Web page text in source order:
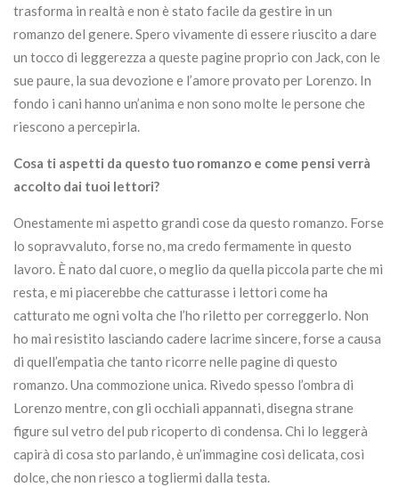
trasforma in realtà e non è stato facile da gestire in un
romanzo del genere. Spero vivamente di essere riuscito a dare
un tocco di leggerezza a queste pagine proprio con Jack, con le
sue paure, la sua devozione e l’amore provato per Lorenzo. In
fondo i cani hanno un’anima e non sono molte le persone che
riescono a percepirla.
Cosa ti aspetti da questo tuo romanzo e come pensi verrà
accolto dai tuoi lettori?
Onestamente mi aspetto grandi cose da questo romanzo. Forse
lo sopravvaluto, forse no, ma credo fermamente in questo
lavoro. È nato dal cuore, o meglio da quella piccola parte che mi
resta, e mi piacerebbe che catturasse i lettori come ha
catturato me ogni volta che l’ho riletto per correggerlo. Non
ho mai resistito lasciando cadere lacrime sincere, forse a causa
di quell’empatia che tanto ricorre nelle pagine di questo
romanzo. Una commozione unica. Rivedo spesso l’ombra di
Lorenzo mentre, con gli occhiali appannati, disegna strane
figure sul vetro del pub ricoperto di condensa. Chi lo leggerà
capirà di cosa sto parlando, è un’immagine così delicata, così
dolce, che non riesco a togliermi dalla testa.